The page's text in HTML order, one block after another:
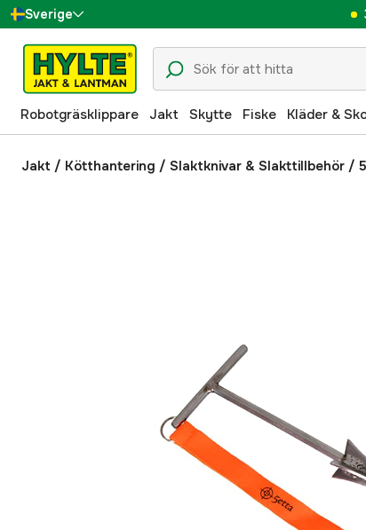
Sverige
Danmark
Suomi
Norge
Deutschland
Robotgräsklippare Jakt Skytte Fiske Kläder &
Jakt / Kötthantering / Slaktknivar & Slakttillbehör /